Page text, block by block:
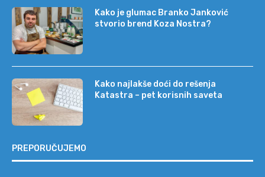
Kako je glumac Branko Janković
stvorio brend Koza Nostra?
Kako najlakše doći do rešenja
Katastra – pet korisnih saveta
PREPORUČUJEMO